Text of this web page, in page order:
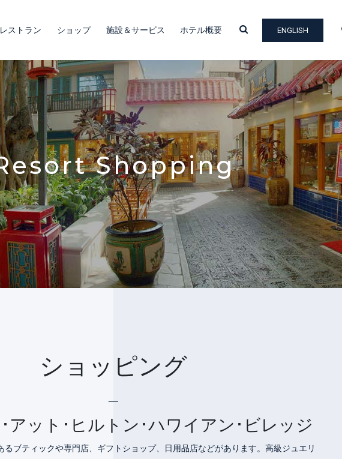
レストラン ショップ 施設＆サービス ホテル概要 ENGLISH
Shopping
ショッピング
アット･ヒルトン･ハワイアン･ビレッジ
るブティックや専門店、ギフトショップ、日用品店などがあります。高級ジュエリ